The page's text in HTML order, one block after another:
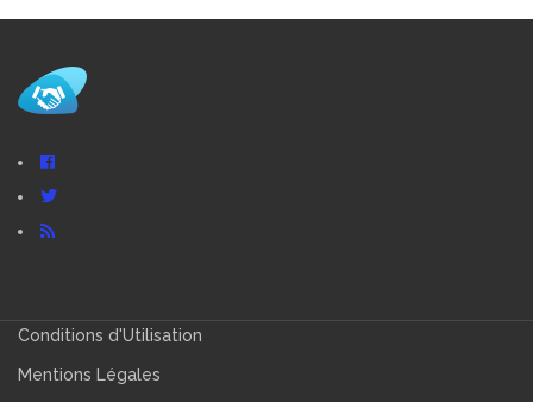
Conditions d'Utilisation
Mentions Légales